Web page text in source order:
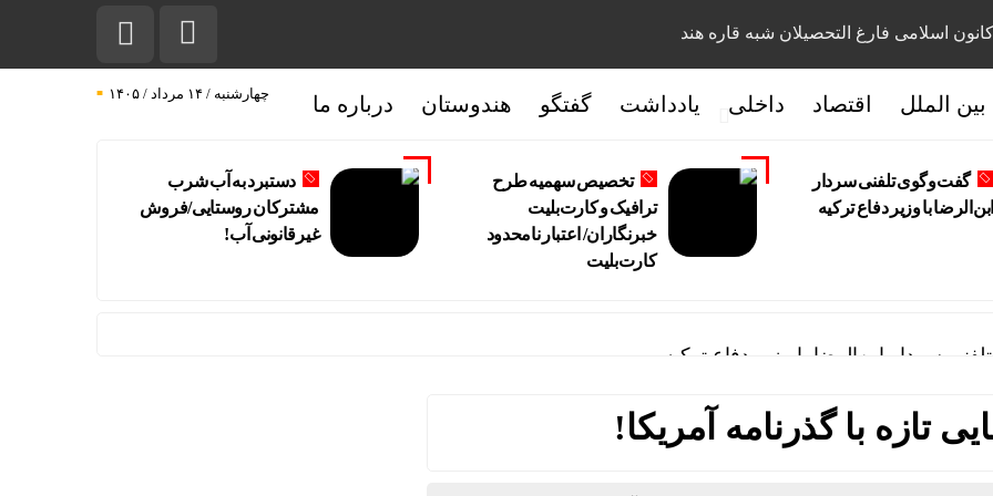
اسلامی فارغ التحصیلان شبه قاره هند
بین الملل اقتصاد داخلی یادداشت گفتگو هندوستان درباره ما چهارشنبه / ۱۴ مرداد / ۱۴۰۵
گفت‌وگوی تلفنی سردار
ابن‌الرضا با وزیر دفاع ترکیه
تخصیص سهمیه طرح
ترافیک و کارت‌بلیت
خبرنگاران/ اعتبار نامحدود
کارت‌بلیت
دستبرد به آب شرب
مشترکان روستایی/فروش
غیرقانونی آب!
سردار ابن‌الرضا با وزیر دفاع ترکیه
طرح ترافیک و کارت‌بلیت خبرنگاران/ اعتبار نامحدود کارت‌بلیت
آب شرب مشترکان روستایی/فروش غیرقانونی آب!
تازه با گذرنامه آمریکا!